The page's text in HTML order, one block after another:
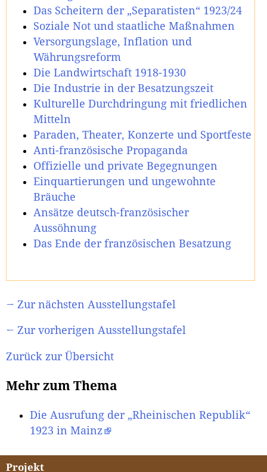
Das Scheitern der „Separatisten“ 1923/24
Soziale Not und staatliche Maßnahmen
Versorgungslage, Inflation und
Währungsreform
Die Landwirtschaft 1918-1930
Die Industrie in der Besatzungszeit
Kulturelle Durchdringung mit friedlichen
Mitteln
Paraden, Theater, Konzerte und Sportfeste
Anti-französische Propaganda
Offizielle und private Begegnungen
Einquartierungen und ungewohnte
Bräuche
Ansätze deutsch-französischer
Aussöhnung
Das Ende der französischen Besatzung
→ Zur nächsten Ausstellungstafel
← Zur vorherigen Ausstellungstafel
Zurück zur Übersicht
Mehr zum Thema
Die Ausrufung der „Rheinischen Republik“
1923 in Mainz
Projekt